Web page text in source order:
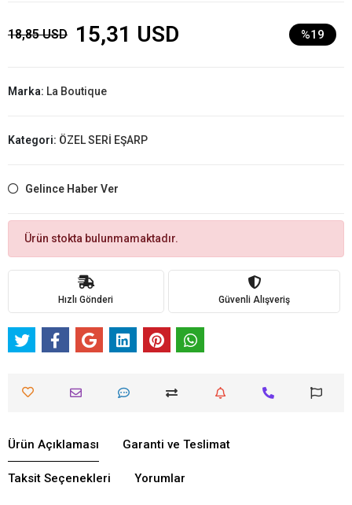
18,85 USD 15,31 USD %19
Marka: La Boutique
Kategori: ÖZEL SERİ EŞARP
Gelince Haber Ver
Ürün stokta bulunmamaktadır.
Hızlı Gönderi Güvenli Alışveriş
Ürün Açıklaması Garanti ve Teslimat
Taksit Seçenekleri Yorumlar